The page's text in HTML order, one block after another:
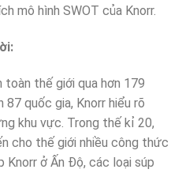
mô hình SWOT của Knorr.
thế giới qua hơn 179
quốc gia, Knorr hiểu rõ
khu vực. Trong thế kỉ 20,
cho thế giới nhiều công thức
Knorr ở Ấn Độ, các loại súp